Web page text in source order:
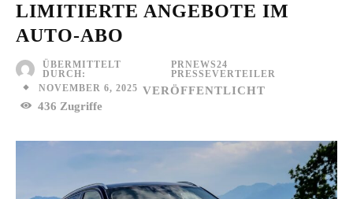
LIMITIERTE ANGEBOTE IM
AUTO-ABO
ÜBERMITTELT
DURCH:
PRNEWS24
PRESSEVERTEILER
NOVEMBER 6, 2025 VERÖFFENTLICHT
436 Zugriffe